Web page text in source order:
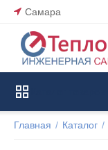
Самара
Главная / Каталог /